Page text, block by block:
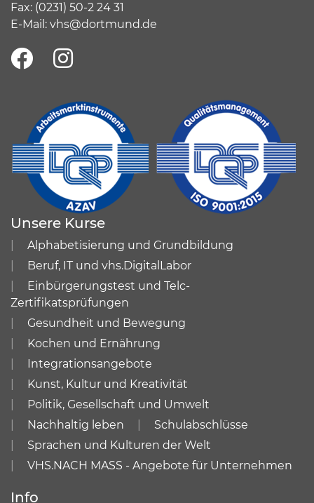
Fax: (0231) 50-2 24 31
E-Mail: vhs@dortmund.de
Unsere Kurse
Alphabetisierung und Grundbildung
Beruf, IT und vhs.DigitalLabor
Einbürgerungstest und Telc-
Zertifikatsprüfungen
Gesundheit und Bewegung
Kochen und Ernährung
Integrationsangebote
Kunst, Kultur und Kreativität
Politik, Gesellschaft und Umwelt
Nachhaltig leben
Schulabschlüsse
Sprachen und Kulturen der Welt
VHS.NACH MASS - Angebote für Unternehmen
Info